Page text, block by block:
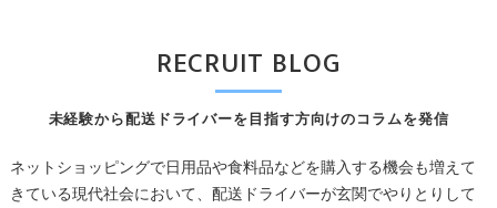
RECRUIT BLOG
未経験から配送ドライバーを目指す方向けのコラムを発信
ネットショッピングで日用品や食料品などを購入する機会も増えて
きている現代社会において、配送ドライバーが玄関でやりとりして